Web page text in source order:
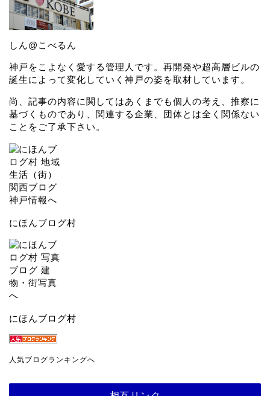
しん@こべるん
神戸をこよなく愛する管理人です。再開発や超高層ビルの
誕生によって変化していく神戸の姿を取材しています。
尚、記事の内容に関してはあくまでも個人の考え、推察に
基づくものであり、関連する企業、団体とは全く関係ない
ことをご了承下さい。
にほんブログ村
にほんブログ村
人気ブログランキングへ